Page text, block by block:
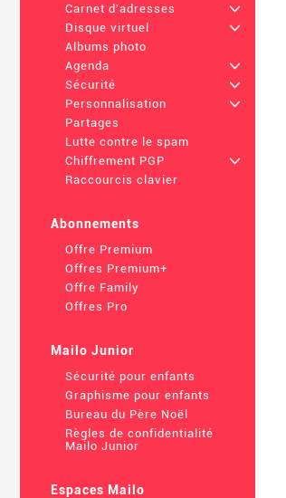
Carnet d'adresses
+
Disque virtuel
+
Albums photo
Agenda
+
Sécurité
+
Personnalisation
+
Partages
Lutte contre le spam
Chiffrement PGP
+
Raccourcis clavier
Abonnements
Offre Premium
Offres Premium+
Offre Family
Offres Pro
Mailo Junior
Sécurité pour enfants
Graphisme pour enfants
Bureau du Père Noël
Règles de confidentialité
Mailo Junior
Espaces Mailo